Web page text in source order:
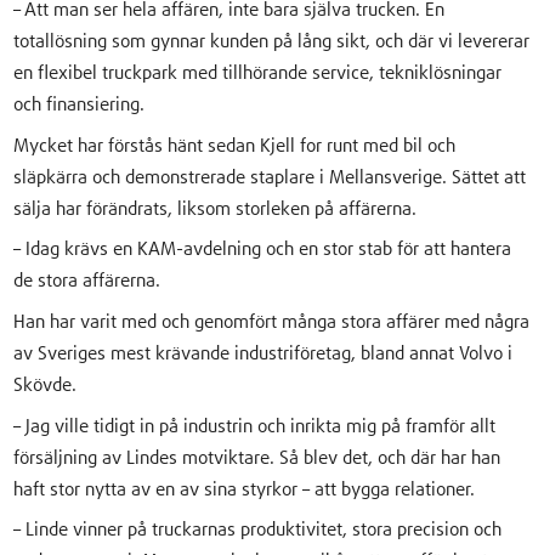
– Att man ser hela affären, inte bara själva trucken. En
totallösning som gynnar kunden på lång sikt, och där vi levererar
en flexibel truckpark med tillhörande service, tekniklösningar
och finansiering.
Mycket har förstås hänt sedan Kjell for runt med bil och
släpkärra och demonstrerade staplare i Mellansverige. Sättet att
sälja har förändrats, liksom storleken på affärerna.
– Idag krävs en KAM-avdelning och en stor stab för att hantera
de stora affärerna.
Han har varit med och genomfört många stora affärer med några
av Sveriges mest krävande industriföretag, bland annat Volvo i
Skövde.
– Jag ville tidigt in på industrin och inrikta mig på framför allt
försäljning av Lindes motviktare. Så blev det, och där har han
haft stor nytta av en av sina styrkor – att bygga relationer.
– Linde vinner på truckarnas produktivitet, stora precision och